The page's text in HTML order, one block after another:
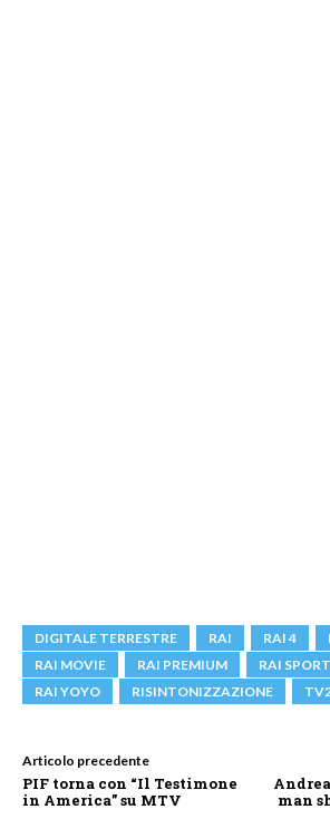
DIGITALE TERRESTRE RAI RAI 4
RAI MOVIE
RAI PREMIUM RAI
RAI YOYO
RISINTONIZZAZIONE
Articolo precedente
PIF torna con “Il Testimone
in America” su MTV
man